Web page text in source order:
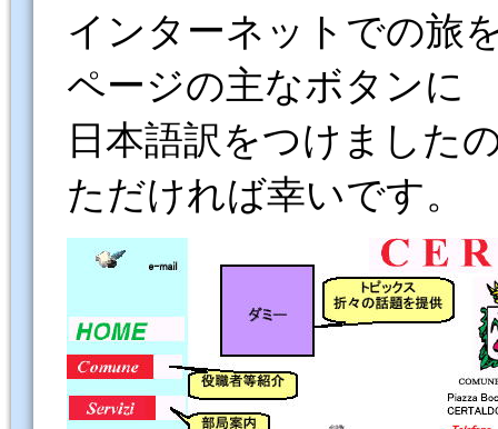
インターネットでの旅
ページの主なボタンに
日本語訳をつけました
ただければ幸いです。